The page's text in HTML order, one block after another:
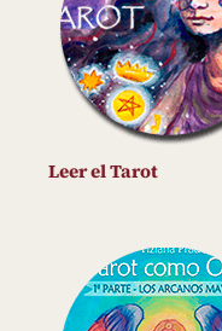
Leer el Tarot